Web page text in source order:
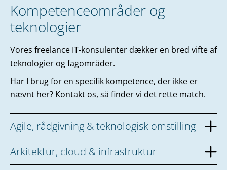
Kompetenceområder og
teknologier
Vores freelance IT-konsulenter dækker en bred vifte af
teknologier og fagområder.
Har I brug for en specifik kompetence, der ikke er
nævnt her? Kontakt os, så finder vi det rette match.
Agile, rådgivning & teknologisk omstilling
Arkitektur, cloud & infrastruktur